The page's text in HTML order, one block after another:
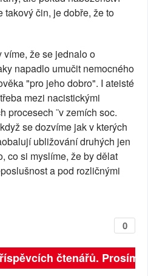
takový čin, je dobře, že to
víme, že se jednalo o
napadlo umučit nemocného
"pro jeho dobro". I ateisté
mezi nacistickými
procesech ¨v zemích soc.
se dozvíme jak v kterých
ubližování druhých jen
co si myslíme, že by dělat
a pod rozličnými
0
čtenářů.